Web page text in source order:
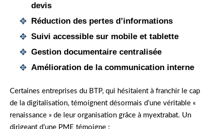
devis
Réduction des pertes d’informations
Suivi accessible sur mobile et tablette
Gestion documentaire centralisée
Amélioration de la communication interne
Certaines entreprises du BTP, qui hésitaient à franchir le cap
de la digitalisation, témoignent désormais d’une véritable «
renaissance » de leur organisation grâce à myextrabat. Un
dirigeant d’une PME témoigne :